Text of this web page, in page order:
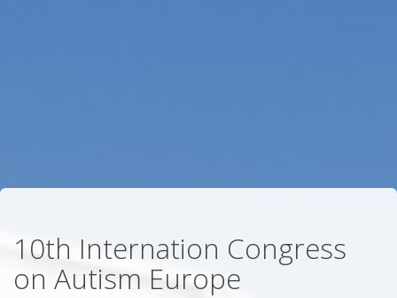
10th Internation Congress
on Autism Europe